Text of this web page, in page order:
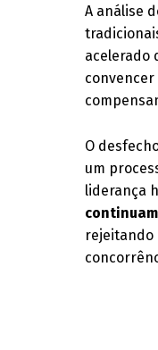
A análise
acelerado
O
um
liderança
rejeitando